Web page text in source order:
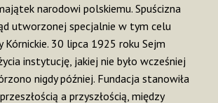
narodowi polskiemu. Spuścizna
utworzonej specjalnie w tym celu
Kórnickie. 30 lipca 1925 roku Sejm
instytucję, jakiej nie było wcześniej
nigdy później. Fundacja stanowiła
a przyszłością, między